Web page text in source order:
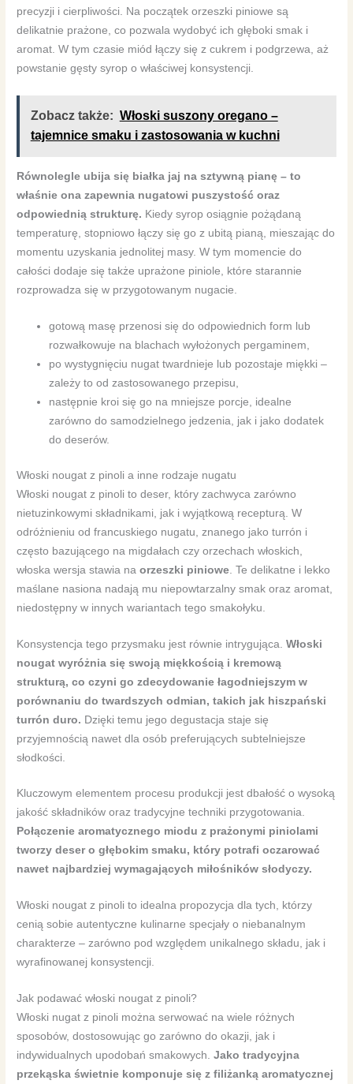
precyzji i cierpliwości. Na początek orzeszki piniowe są
delikatnie prażone, co pozwala wydobyć ich głęboki smak i
aromat. W tym czasie miód łączy się z cukrem i podgrzewa, aż
powstanie gęsty syrop o właściwej konsystencji.
Zobacz także: Włoski suszony oregano –
tajemnice smaku i zastosowania w kuchni
Równolegle ubija się białka jaj na sztywną pianę – to
właśnie ona zapewnia nugatowi puszystość oraz
odpowiednią strukturę. Kiedy syrop osiągnie pożądaną
temperaturę, stopniowo łączy się go z ubitą pianą, mieszając do
momentu uzyskania jednolitej masy. W tym momencie do
całości dodaje się także uprażone piniole, które starannie
rozprowadza się w przygotowanym nugacie.
gotową masę przenosi się do odpowiednich form lub
rozwałkowuje na blachach wyłożonych pergaminem,
po wystygnięciu nugat twardnieje lub pozostaje miękki –
zależy to od zastosowanego przepisu,
następnie kroi się go na mniejsze porcje, idealne
zarówno do samodzielnego jedzenia, jak i jako dodatek
do deserów.
Włoski nougat z pinoli a inne rodzaje nugatu
Włoski nougat z pinoli to deser, który zachwyca zarówno
nietuzinkowymi składnikami, jak i wyjątkową recepturą. W
odróżnieniu od francuskiego nugatu, znanego jako turrón i
często bazującego na migdałach czy orzechach włoskich,
włoska wersja stawia naorzeszki piniowe . Te delikatne i lekko
maślane nasiona nadają mu niepowtarzalny smak oraz aromat,
niedostępny w innych wariantach tego smakołyku.
Konsystencja tego przysmaku jest równie intrygująca.Włoski
nougat wyróżnia się swoją miękkością i kremową
strukturą, co czyni go zdecydowanie łagodniejszym w
porównaniu do twardszych odmian, takich jak hiszpański
turrón duro. Dzięki temu jego degustacja staje się
przyjemnością nawet dla osób preferujących subtelniejsze
słodkości.
Kluczowym elementem procesu produkcji jest dbałość o wysoką
jakość składników oraz tradycyjne techniki przygotowania.
Połączenie aromatycznego miodu z prażonymi piniolami
tworzy deser o głębokim smaku, który potrafi oczarować
nawet najbardziej wymagających miłośników słodyczy.
Włoski nougat z pinoli to idealna propozycja dla tych, którzy
cenią sobie autentyczne kulinarne specjały o niebanalnym
charakterze – zarówno pod względem unikalnego składu, jak i
wyrafinowanej konsystencji.
Jak podawać włoski nougat z pinoli?
Włoski nugat z pinoli można serwować na wiele różnych
sposobów, dostosowując go zarówno do okazji, jak i
indywidualnych upodobań smakowych.Jako tradycyjna
przekąska świetnie komponuje się z filiżanką aromatycznej